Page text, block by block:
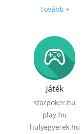
Tovább »
Játék
starpoker.hu
play.hu
hulyegyerek.hu